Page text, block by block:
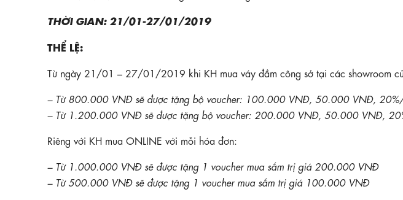
THỜI GIAN: 21/01-27/01/2019
THỂ LỆ:
Từ ngày 21/01 – 27/01/2019 khi KH mua váy đầm công sở tại các showroom
– Từ 800.000 VNĐ sẽ được tặng bộ voucher: 100.000 VNĐ, 50.000 VNĐ,
– Từ 1.200.000 VNĐ sẽ được tặng bộ voucher: 200.000 VNĐ, 50.000 VNĐ,
Riêng với KH mua ONLINE với mỗi hóa đơn:
– Từ 1.000.000 VNĐ sẽ được tặng 1 voucher mua sắm trị giá 200.000 VNĐ
– Từ 500.000 VNĐ sẽ được tặng 1 voucher mua sắm trị giá 100.000 VNĐ